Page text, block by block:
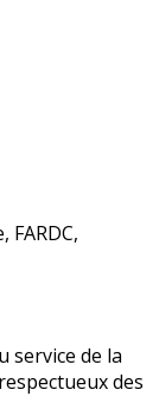
FARDC,
service de la
des